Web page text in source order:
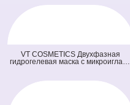
VT COSMETICS Двухфазная
гидрогелевая маска с микроиглами
(оранжевая) (33 гр + 1,5 гр)